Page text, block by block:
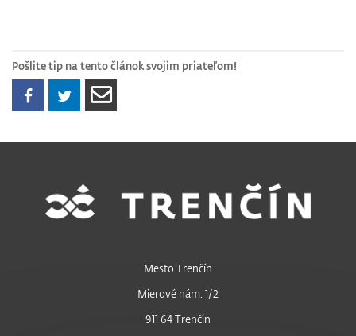
Pošlite tip na tento článok svojim priateľom!
Mesto Trenčín
Mierové nám. 1/2
911 64 Trenčín